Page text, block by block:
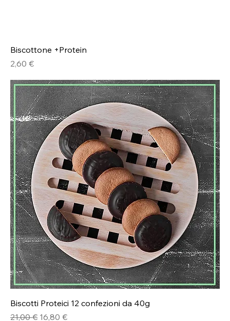
Biscottone +Protein
Prezzo
2,60 €
Biscotti Proteici 12 confezioni da 40g
Prezzo regolare
21,00 € Prezzo scontato
16,80 €